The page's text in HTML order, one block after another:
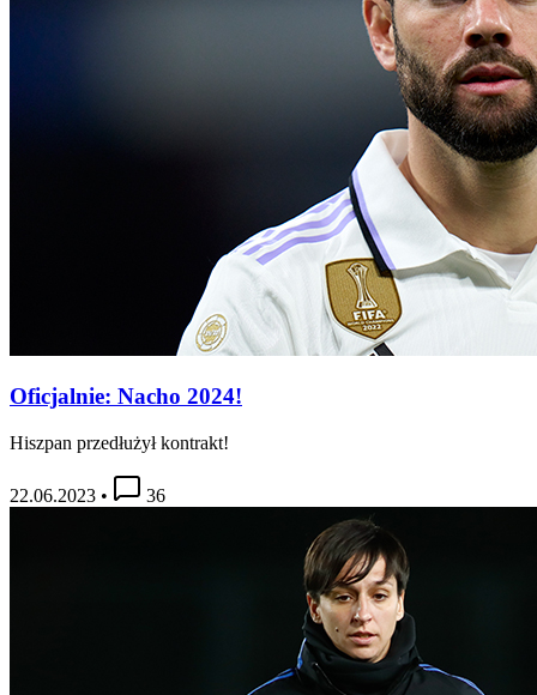
Oficjalnie: Nacho 2024!
Hiszpan przedłużył kontrakt!
22.06.2023 • 36